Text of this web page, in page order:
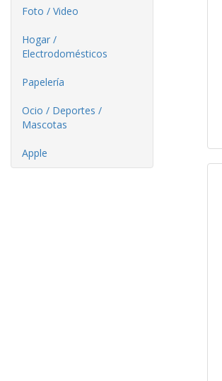
Foto / Video
Hogar /
Electrodomésticos
Papelería
Ocio / Deportes /
Mascotas
Apple